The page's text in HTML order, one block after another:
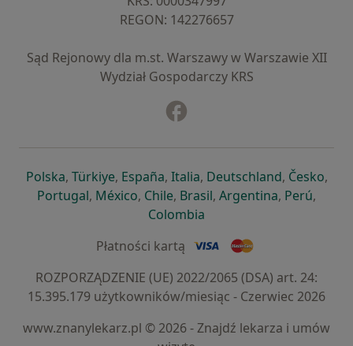
REGON: ⁠142276657
Sąd Rejonowy dla m.st. Warszawy w Warszawie XII
Wydział Gospodarczy KRS
Polskaotwiera się w nowej karcie
, Türkiyeotwiera się w nowej karcie
, Españaotwiera się w nowej karcie
, Italiaotwiera się w nowej
, Deutschlandotwiera się
, Česko,
Portugalotwiera się w nowej karcie
, Méxicootwiera się w nowej karcie
, Chileotwiera się w nowej karcie
, Brasilotwiera się w nowej
, Argentinaotwiera się
, Perú,
Colombia
Płatności kartą
ROZPORZĄDZENIE (UE) 2022/2065 (DSA) art. 24:
15.395.179 użytkowników/miesiąc - Czerwiec 2026
www.znanylekarz.pl © 2026 - Znajdź lekarza i umów